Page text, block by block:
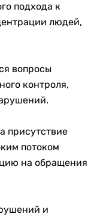
подхода к
людей,
вопросы
контроля,
присутствие
потоком
на обращения
и